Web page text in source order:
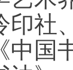
印社
中国